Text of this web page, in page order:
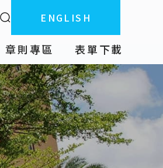
全站搜索ENGLISH
章則專區 表單下載